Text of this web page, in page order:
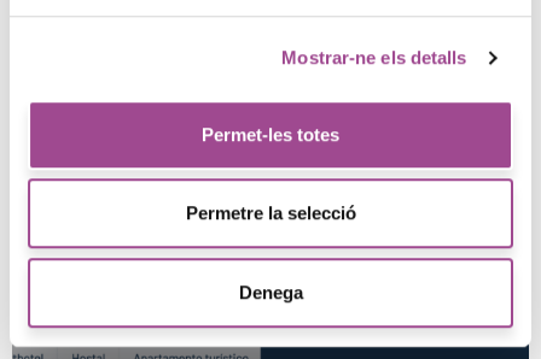
Mostrar-ne els detalls
Permet-les totes
Permetre la selecció
Denega